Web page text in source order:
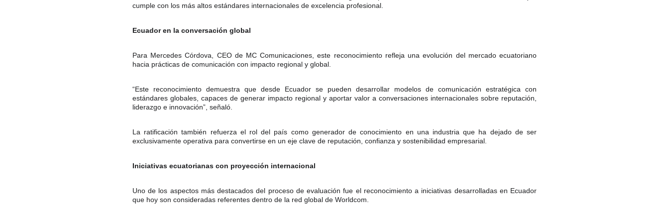
cumple con los más altos estándares internacionales de excelencia profesional.
Ecuador en la conversación global
Para Mercedes Córdova, CEO de MC Comunicaciones, este reconocimiento refleja una evolución del mercado ecuatoriano
hacia prácticas de comunicación con impacto regional y global.
“Este reconocimiento demuestra que desde Ecuador se pueden desarrollar modelos de comunicación estratégica con
estándares globales, capaces de generar impacto regional y aportar valor a conversaciones internacionales sobre reputación,
liderazgo e innovación”, señaló.
La ratificación también refuerza el rol del país como generador de conocimiento en una industria que ha dejado de ser
exclusivamente operativa para convertirse en un eje clave de reputación, confianza y sostenibilidad empresarial.
Iniciativas ecuatorianas con proyección internacional
Uno de los aspectos más destacados del proceso de evaluación fue el reconocimiento a iniciativas desarrolladas en Ecuador
que hoy son consideradas referentes dentro de la red global de Worldcom.